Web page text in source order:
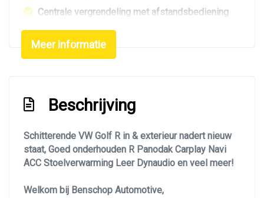
Centrale vergrendeling met afstandsbediening
Dakspoiler
Dimlichten automatisch
Glazen schuifdak
Keyless entry
Kleur wit
Koplampreiniging
Meer informatie
Beschrijving
Schitterende VW Golf R in & exterieur nadert nieuw
staat, Goed onderhouden R Panodak Carplay Navi
ACC Stoelverwarming Leer Dynaudio en veel meer!
Welkom bij Benschop Automotive,